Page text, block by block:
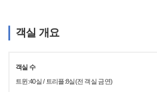
객실 개요
객실 수
트윈:40실 / 트리플:8실(전 객실 금연)